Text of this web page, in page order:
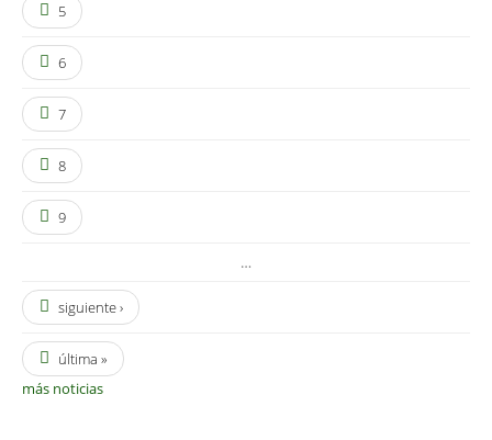
5
6
7
8
9
…
siguiente ›
última »
más noticias